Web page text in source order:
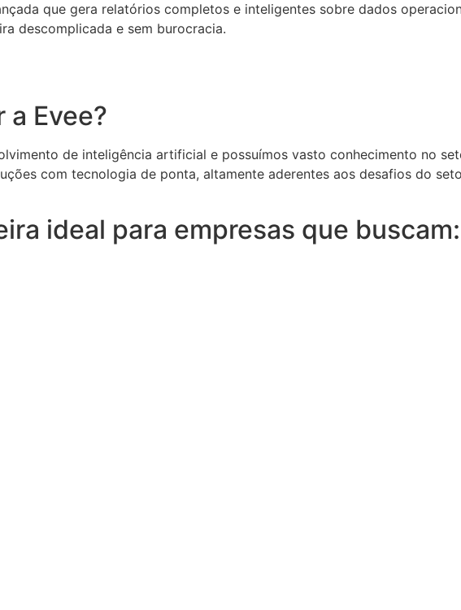
que gera relatórios completos e inteligentes sobre dados
descomplicada e sem burocracia.
a Evee?
de inteligência artificial e possuímos vasto conhecimento no
com tecnologia de ponta, altamente aderentes aos desafios do
ideal para empresas que buscam: